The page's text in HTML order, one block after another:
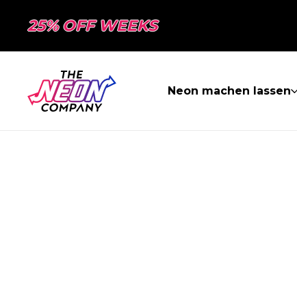
25% OFF WEEKS
Neon machen lassen